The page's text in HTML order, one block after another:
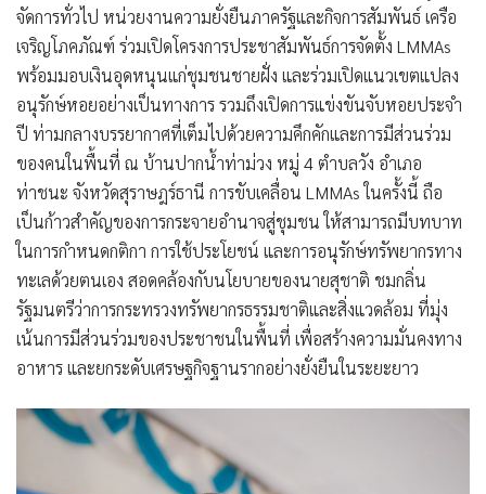
จัดการทั่วไป หน่วยงานความยั่งยืนภาครัฐและกิจการสัมพันธ์ เครือ
เจริญโภคภัณฑ์ ร่วมเปิดโครงการประชาสัมพันธ์การจัดตั้ง LMMAs
พร้อมมอบเงินอุดหนุนแก่ชุมชนชายฝั่ง และร่วมเปิดแนวเขตแปลง
อนุรักษ์หอยอย่างเป็นทางการ รวมถึงเปิดการแข่งขันจับหอยประจำ
ปี ท่ามกลางบรรยากาศที่เต็มไปด้วยความคึกคักและการมีส่วนร่วม
ของคนในพื้นที่ ณ บ้านปากน้ำท่าม่วง หมู่ 4 ตำบลวัง อำเภอ
ท่าชนะ จังหวัดสุราษฎร์ธานี การขับเคลื่อน LMMAs ในครั้งนี้ ถือ
เป็นก้าวสำคัญของการกระจายอำนาจสู่ชุมชน ให้สามารถมีบทบาท
ในการกำหนดกติกา การใช้ประโยชน์ และการอนุรักษ์ทรัพยากรทาง
ทะเลด้วยตนเอง สอดคล้องกับนโยบายของนายสุชาติ ชมกลิ่น
รัฐมนตรีว่าการกระทรวงทรัพยากรธรรมชาติและสิ่งแวดล้อม ที่มุ่ง
เน้นการมีส่วนร่วมของประชาชนในพื้นที่ เพื่อสร้างความมั่นคงทาง
อาหาร และยกระดับเศรษฐกิจฐานรากอย่างยั่งยืนในระยะยาว